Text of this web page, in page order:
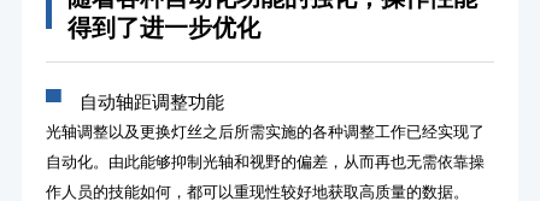
得到了进一步优化
▀自动轴距调整功能
光轴调整以及更换灯丝之后所需实施的各种调整工作已经实现了
自动化。由此能够抑制光轴和视野的偏差，从而再也无需依靠操
作人员的技能如何，都可以重现性较好地获取高质量的数据。